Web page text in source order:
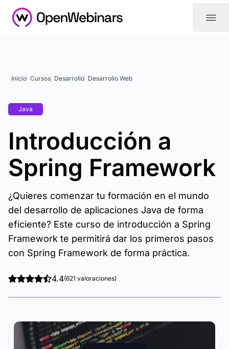
|||
Inicio Cursos Desarrollo Desarrollo Web
Java
Introducción a
Spring Framework
¿Quieres comenzar tu formación en el mundo
del desarrollo de aplicaciones Java de forma
eficiente? Este curso de introducción a Spring
Framework te permitirá dar los primeros pasos
con Spring Framework de forma práctica.
4.4(621 valoraciones)